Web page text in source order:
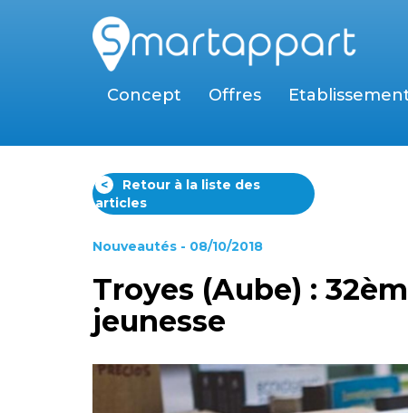
Concept Offres
<
Retour à la liste des
articles
Nouveautés - 08/10/2018
Troyes (Aube) :
jeunesse